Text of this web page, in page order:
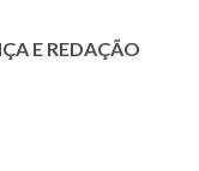
E REDAÇÃO